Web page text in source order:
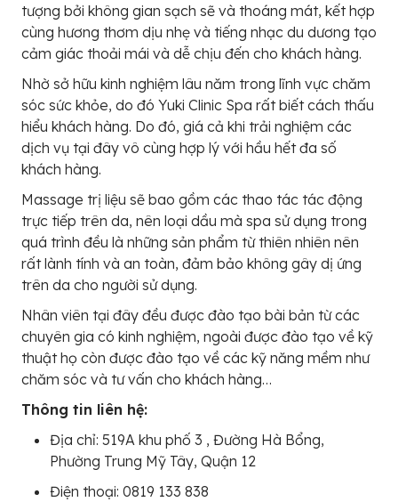
tượng bởi không gian sạch sẽ và thoáng mát, kết hợp
cùng hương thơm dịu nhẹ và tiếng nhạc du dương tạo
cảm giác thoải mái và dễ chịu đến cho khách hàng.
Nhờ sở hữu kinh nghiệm lâu năm trong lĩnh vực chăm
sóc sức khỏe, do đó Yuki Clinic Spa rất biết cách thấu
hiểu khách hàng. Do đó, giá cả khi trải nghiệm các
dịch vụ tại đây vô cùng hợp lý với hầu hết đa số
khách hàng.
Massage trị liệu sẽ bao gồm các thao tác tác động
trực tiếp trên da, nên loại dầu mà spa sử dụng trong
quá trình đều là những sản phẩm từ thiên nhiên nên
rất lành tính và an toàn, đảm bảo không gây dị ứng
trên da cho người sử dụng.
Nhân viên tại đây đều được đào tạo bài bản từ các
chuyên gia có kinh nghiệm, ngoài được đào tạo về kỹ
thuật họ còn được đào tạo về các kỹ năng mềm như
chăm sóc và tư vấn cho khách hàng…
Thông tin liên hệ:
Địa chỉ: 519A khu phố 3 , Đường Hà Bổng,
Phường Trung Mỹ Tây, Quận 12
Điện thoại: 0819 133 838